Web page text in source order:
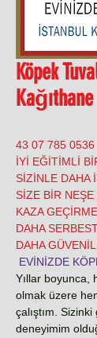
Köpek
Kağıthane
0536 785 07 43
İYİ EĞİTİMLİ
SİZİNLE DAHA
SİZE BİR NEŞE
KAZA
DAHA
DAHA
EVİNİZDE
Yıllar boyunca,
olmak üzere
çalıştım.
deneyimim